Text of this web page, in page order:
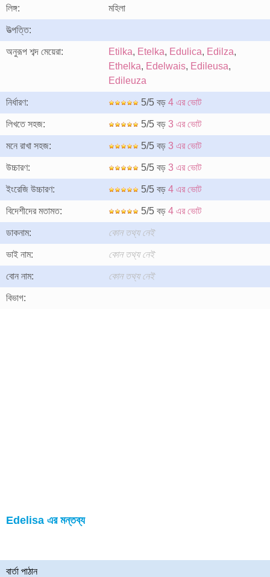
লিঙ্গ: মহিলা
উত্পত্তি:
অনুরূপ শব্দ মেয়েরা: Etilka, Etelka, Edulica, Edilza,
Ethelka, Edelwais, Edileusa,
Edileuza
নির্ধারণ: 5/5 বড় 4 এর ভোট
লিখতে সহজ: 5/5 বড় 3 এর ভোট
মনে রাখা সহজ: 5/5 বড় 3 এর ভোট
উচ্চারণ: 5/5 বড় 3 এর ভোট
ইংরেজি উচ্চারণ: 5/5 বড় 4 এর ভোট
বিদেশীদের মতামত: 5/5 বড় 4 এর ভোট
ডাকনাম: কোন তথ্য নেই
ভাই নাম: কোন তথ্য নেই
বোন নাম: কোন তথ্য নেই
বিভাগ:
Edelisa এর মন্তব্য
বার্তা পাঠান